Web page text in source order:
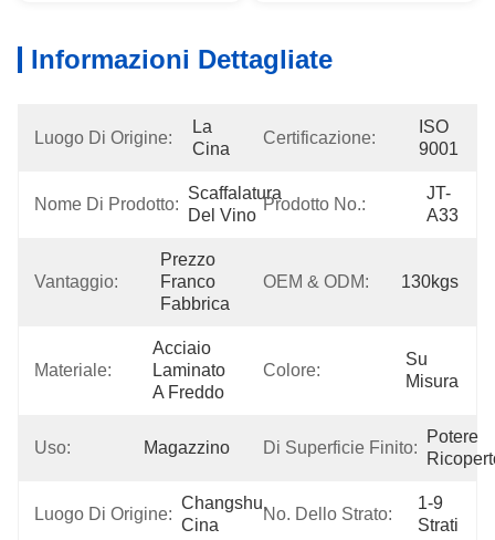
Informazioni Dettagliate
Luogo Di Origine:
La
Cina
Certificazione:
ISO
9001
Nome Di Prodotto:
Scaffalatura
Del Vino
Prodotto No.:
JT-
A33
Vantaggio:
Prezzo
Franco
Fabbrica
OEM & ODM: 130kgs
Materiale:
Acciaio
Laminato
A Freddo
Colore:
Su
Misura
Uso: Magazzino Di Superficie Finito:
Potere
Luogo Di Origine:
Changshu,
Cina
No. Dello Strato:
1-9
Strati